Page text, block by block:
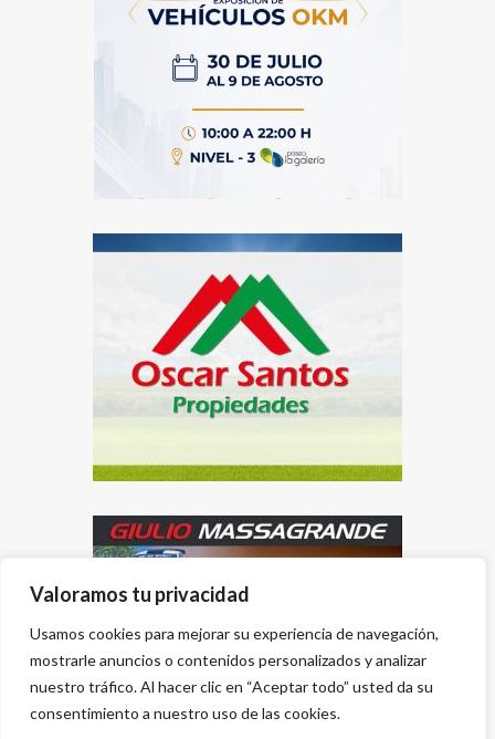
Valoramos tu privacidad
Usamos cookies para mejorar su experiencia de navegación,
mostrarle anuncios o contenidos personalizados y analizar
nuestro tráfico. Al hacer clic en “Aceptar todo” usted da su
consentimiento a nuestro uso de las cookies.